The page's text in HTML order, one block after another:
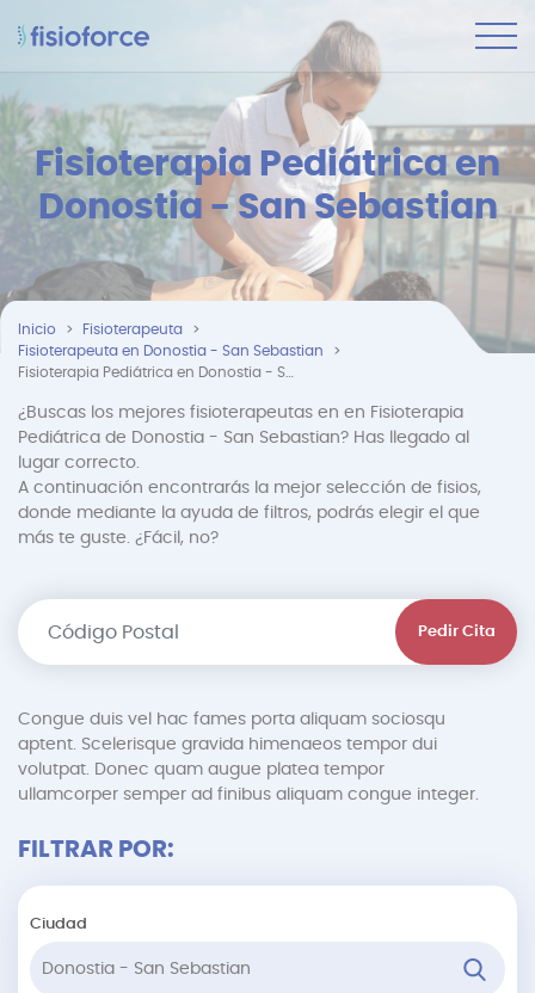
Fisioterapia Pediátrica en
Donostia - San Sebastian
Inicio
Fisioterapeuta
Fisioterapeuta en Donostia - San Sebastian
¿Buscas los mejores fisioterapeutas en en Fisioterapia
Pediátrica de Donostia - San Sebastian? Has llegado al
lugar correcto.
A continuación encontrarás la mejor selección de fisios,
donde mediante la ayuda de filtros, podrás elegir el que
más te guste. ¿Fácil, no?
Pedir Cita
Congue duis vel hac fames porta aliquam sociosqu
aptent. Scelerisque gravida himenaeos tempor dui
volutpat. Donec quam augue platea tempor
ullamcorper semper ad finibus aliquam congue integer.
FILTRAR POR:
Ciudad